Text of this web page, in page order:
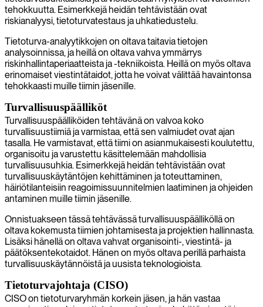
tehokkuutta. Esimerkkejä heidän tehtävistään ovat
riskianalyysi, tietoturvatestaus ja uhkatiedustelu.
Tietoturva-analyytikkojen on oltava taitavia tietojen
analysoinnissa, ja heillä on oltava vahva ymmärrys
riskinhallintaperiaatteista ja -tekniikoista. Heillä on myös oltava
erinomaiset viestintätaidot, jotta he voivat välittää havaintonsa
tehokkaasti muille tiimin jäsenille.
Turvallisuuspäälliköt
Turvallisuuspäälliköiden tehtävänä on valvoa koko
turvallisuustiimiä ja varmistaa, että sen valmiudet ovat ajan
tasalla. He varmistavat, että tiimi on asianmukaisesti koulutettu,
organisoitu ja varustettu käsittelemään mahdollisia
turvallisuusuhkia. Esimerkkejä heidän tehtävistään ovat
turvallisuuskäytäntöjen kehittäminen ja toteuttaminen,
häiriötilanteisiin reagoimissuunnitelmien laatiminen ja ohjeiden
antaminen muille tiimin jäsenille.
Onnistuakseen tässä tehtävässä turvallisuuspäälliköllä on
oltava kokemusta tiimien johtamisesta ja projektien hallinnasta.
Lisäksi hänellä on oltava vahvat organisointi-, viestintä- ja
päätöksentekotaidot. Hänen on myös oltava perillä parhaista
turvallisuuskäytännöistä ja uusista teknologioista.
Tietoturvajohtaja (CISO)
CISO on tietoturvaryhmän korkein jäsen, ja hän vastaa